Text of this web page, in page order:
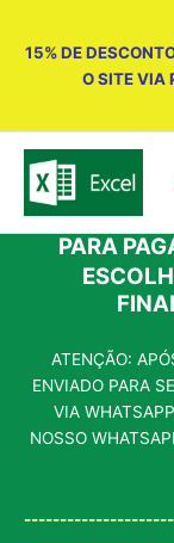
15% DE
O SITE VIA
PARA
ATENÇÃO:
ENVIADO PARA
VIA
NOSSO